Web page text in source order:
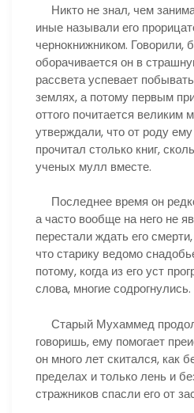
Никто не знал, чем
иные называли его
чернокнижником. Говорили,
оборачивается он в
рассвета успевает
землях, а потому первым
оттого почитается великим
утверждали, что от роду
прочитал столько книг,
ученых мулл вместе.
Последнее время он
а часто вообще на него не
перестали ждать его
что старику ведомо
потому, когда из его уст
слова, многие содрогнулись.
Старый Мухаммед
говоришь, ему помогает
он много лет скитался, как
пределах и только лень и
стражников спасли его от